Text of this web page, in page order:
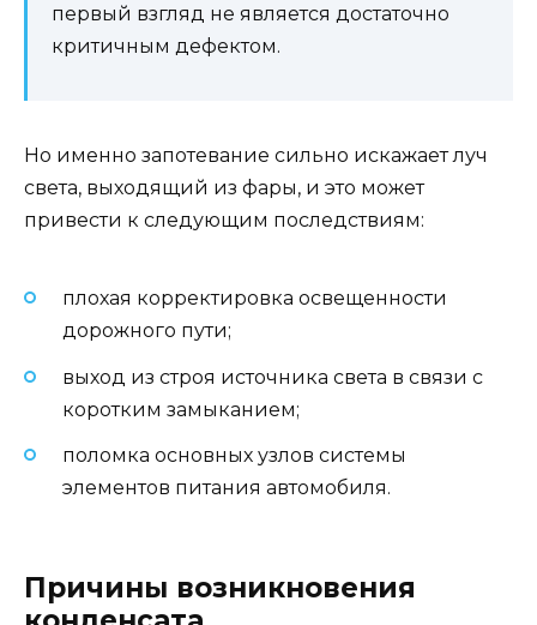
первый взгляд не является достаточно
критичным дефектом.
Но именно запотевание сильно искажает луч
света, выходящий из фары, и это может
привести к следующим последствиям:
плохая корректировка освещенности
дорожного пути;
выход из строя источника света в связи с
коротким замыканием;
поломка основных узлов системы
элементов питания автомобиля.
Причины возникновения